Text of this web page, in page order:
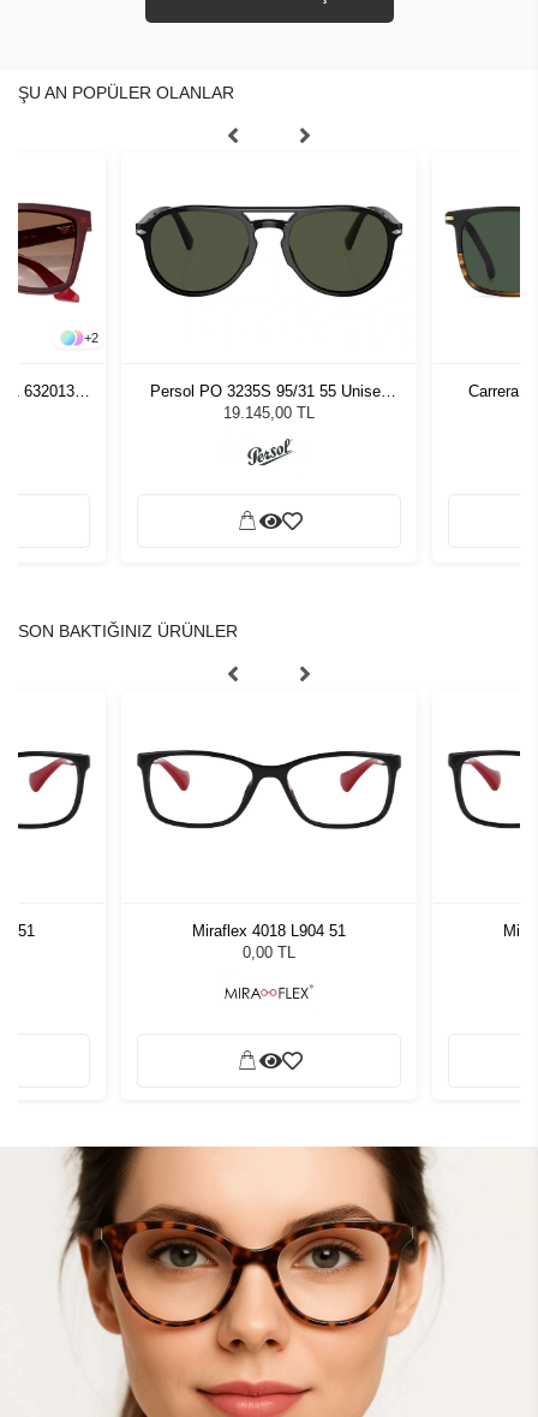
ŞU AN POPÜLER OLANLAR
+2
632013
Persol PO 3235S 95/31 55 Unisex
Güneş Gözlüğü
19.145,00 TL
Carrera
SON BAKTIĞINIZ ÜRÜNLER
51
Miraflex 4018 L904 51
0,00 TL